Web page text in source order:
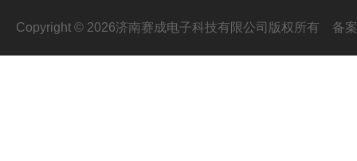
Copyright © 2026济南赛成电子科技有限公司版权所有 备